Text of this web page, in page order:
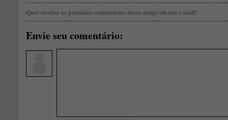
Quer receber os próximos comentários desse artigo em seu e-mail?
Envie seu comentário: